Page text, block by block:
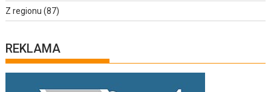
Z regionu (87)
REKLAMA